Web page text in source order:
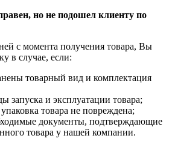
но не подошел клиенту по
с момента получения товара, Вы
в случае, если:
товарный вид и комплектация
запуска и эксплуатации товара;
товара не повреждена;
документы, подтверждающие
товара у нашей компании.